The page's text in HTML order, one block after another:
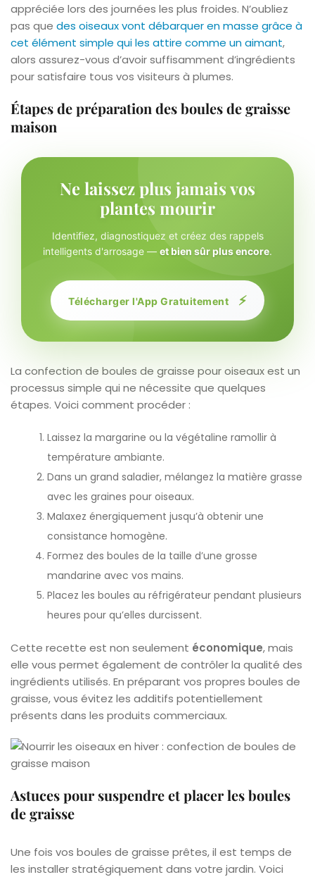
appréciée lors des journées les plus froides. N’oubliez
pas que des oiseaux vont débarquer en masse grâce à
cet élément simple qui les attire comme un aimant,
alors assurez-vous d’avoir suffisamment d’ingrédients
pour satisfaire tous vos visiteurs à plumes.
Étapes de préparation des boules de graisse
maison
Ne laissez plus jamais vos
plantes mourir
Identifiez, diagnostiquez et créez des rappels
intelligents d'arrosage — et bien sûr plus encore.
Télécharger l'App Gratuitement ⚡
La confection de boules de graisse pour oiseaux est un
processus simple qui ne nécessite que quelques
étapes. Voici comment procéder :
Laissez la margarine ou la végétaline ramollir à
température ambiante.
Dans un grand saladier, mélangez la matière grasse
avec les graines pour oiseaux.
Malaxez énergiquement jusqu’à obtenir une
consistance homogène.
Formez des boules de la taille d’une grosse
mandarine avec vos mains.
Placez les boules au réfrigérateur pendant plusieurs
heures pour qu’elles durcissent.
Cette recette est non seulement économique, mais
elle vous permet également de contrôler la qualité des
ingrédients utilisés. En préparant vos propres boules de
graisse, vous évitez les additifs potentiellement
présents dans les produits commerciaux.
Astuces pour suspendre et placer les boules
de graisse
Une fois vos boules de graisse prêtes, il est temps de
les installer stratégiquement dans votre jardin. Voici